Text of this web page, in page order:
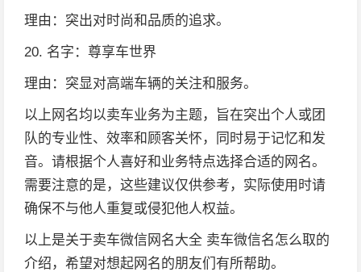
理由：突出对时尚和品质的追求。
20. 名字：尊享车世界
理由：突显对高端车辆的关注和服务。
以上网名均以卖车业务为主题，旨在突出个人或团
队的专业性、效率和顾客关怀，同时易于记忆和发
音。请根据个人喜好和业务特点选择合适的网名。
需要注意的是，这些建议仅供参考，实际使用时请
确保不与他人重复或侵犯他人权益。
以上是关于卖车微信网名大全 卖车微信名怎么取的
介绍，希望对想起网名的朋友们有所帮助。